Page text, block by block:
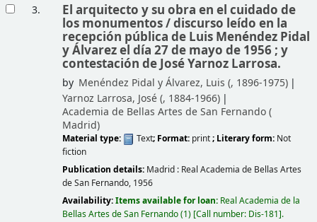
3. El arquitecto y su obra en el cuidado de
los monumentos /discurso leído en la
recepción pública de Luis Menéndez Pidal
y Álvarez el día 27 de mayo de 1956 ; y
contestación de José Yarnoz Larrosa.
by Menéndez Pidal y Álvarez, Luis (, 1896-1975)
Yarnoz Larrosa, José (, 1884-1966)
Academia de Bellas Artes de San Fernando (
Madrid)
Material type: Text; Format: print; Literary form: Not
fiction
Publication details: Madrid : Real Academia de Bellas Artes
de San Fernando, 1956
Availability:Items available for loan: Real Academia de la
Bellas Artes de San Fernando(1) Call number: Dis-181 .